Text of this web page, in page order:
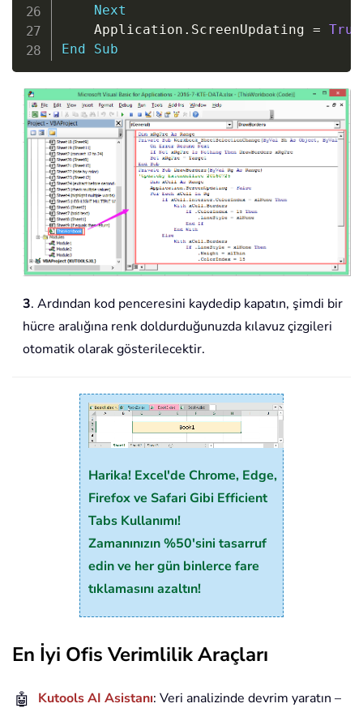
Next
    Application
. ScreenUpdating = True
End
Sub
3. Ardından kod penceresini kaydedip kapatın, şimdi bir
hücre aralığına renk doldurduğunuzda kılavuz çizgileri
otomatik olarak gösterilecektir.
Harika! Excel'de Chrome, Edge,
Firefox ve Safari Gibi Efficient
Tabs Kullanımı!
Zamanınızın %50'sini tasarruf
edin ve her gün binlerce fare
tıklamasını azaltın!
En İyi Ofis Verimlilik Araçları
🤖 Kutools AI Asistanı: Veri analizinde devrim yaratın –